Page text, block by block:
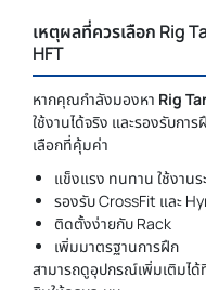
เหตุผลที่ควรเลือก Rig
HFT
หากคุณกำลังมองหา Rig
ใช้งานได้จริง และรองรับก
เลือกที่คุ้มค่า
แข็งแรง ทนทาน ใช้งานร
รองรับ CrossFit และ
ติดตั้งง่ายกับ Rack
เพิ่มมาตรฐานการฝึก
สามารถดูอุปกรณ์เพิ่มเติมได้